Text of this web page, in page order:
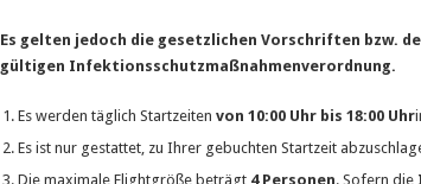
Es gelten jedoch die gesetzlichen Vorschriften bzw.
gültigen Infektionsschutzmaßnahmenverordnung.
Es werden täglich Startzeiten von 10:00 Uhr bis 18:00 Uhr
Es ist nur gestattet, zu Ihrer gebuchten Startzeit
Die maximale Flightgröße beträgt 4 Personen. Sofern die